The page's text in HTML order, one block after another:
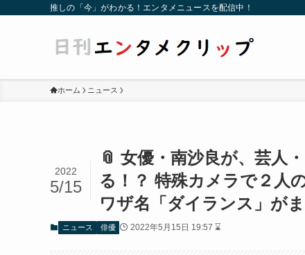
推しの「今」がわかる！エンタメニュースを配信中！
ホーム ニュース
📎 女優・南沙良が、芸人
る！？ 特殊カメラで２人
ワザ名「ダイランス」が
2022
5/15
ニュース 俳優 2022年5月15日 19:57 ⌛